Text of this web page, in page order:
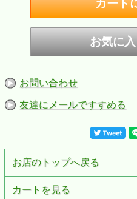
ZIPPO/スタジオジブリ 紅の豚 ポル
歴代のジブリアニメをモチーフにし
《紅の豚》をモチーフにしたジッポ
『紅の豚』に登場するポルコの愛
紅のカラーに纏われた本体には、同
され、紅の豚の世界観をいっそう際
お問い合わせ
友達にメールですすめる
お店のトップへ戻る
カートを見る